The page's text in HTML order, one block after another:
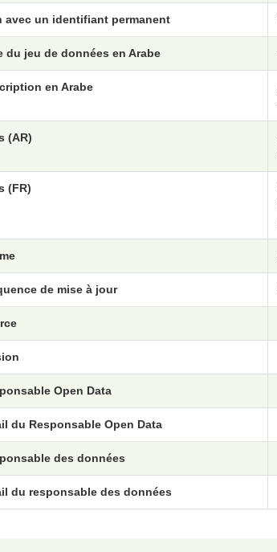
avec un identifiant permanent
du jeu de données en Arabe
en Arabe
(AR)
(FR)
de mise à jour
Open Data
du Responsable Open Data
des données
du responsable des données